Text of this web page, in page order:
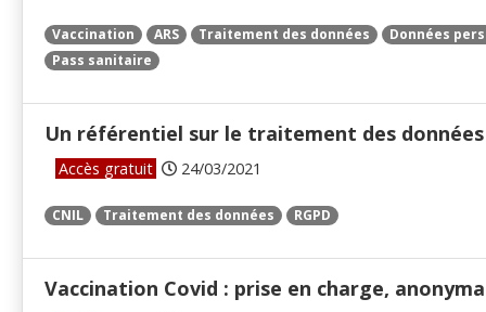
Vaccination ARS Traitement des données
Données
Pass sanitaire
Un référentiel sur le traitement des données
Accès gratuit 24/03/2021
CNIL Traitement des données RGPD
Vaccination Covid : prise en charge,